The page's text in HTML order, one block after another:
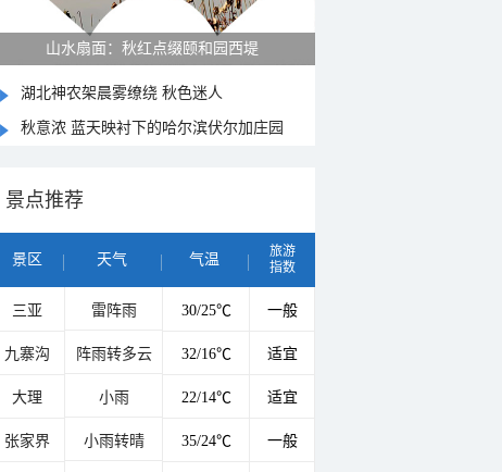
山水扇面：秋红点缀颐和园西堤
湖北神农架晨雾缭绕 秋色迷人
秋意浓 蓝天映衬下的哈尔滨伏尔加庄园
景点推荐
景区 天气 气温
旅游
指数
三亚 雷阵雨 30/25℃ 一般
九寨沟 阵雨转多云 32/16℃ 适宜
大理 小雨 22/14℃ 适宜
张家界 小雨转晴 35/24℃ 一般